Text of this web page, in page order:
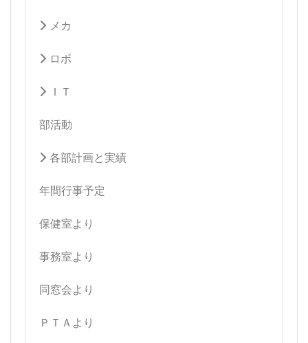
メカ
ロボ
ＩＴ
部活動
各部計画と実績
年間行事予定
保健室より
事務室より
同窓会より
ＰＴＡより